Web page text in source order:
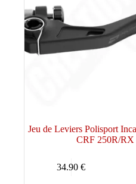
Jeu de Leviers Polisport
CRF 250R/
34.90€